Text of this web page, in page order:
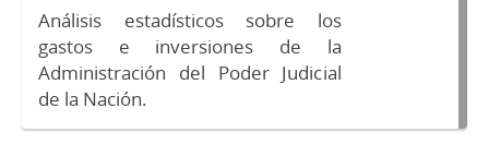
Análisis estadísticos sobre los
gastos e inversiones de la
Administración del Poder Judicial
de la Nación.